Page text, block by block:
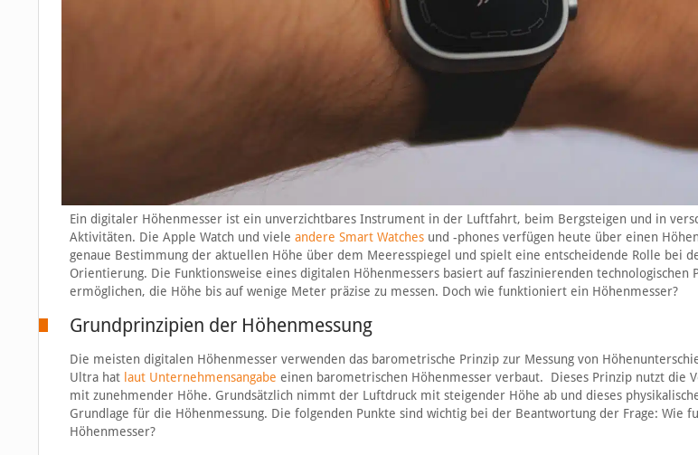
Ein digitaler Höhenmesser ist ein unverzichtbares Instrument in der Luftfahrt, beim Bergsteigen und in
Aktivitäten. Die Apple Watch und viele andere Smart Watchesund -phones verfügen heute über einen
genaue Bestimmung der aktuellen Höhe über dem Meeresspiegel und spielt eine entscheidende Rolle bei
Orientierung. Die Funktionsweise eines digitalen Höhenmessers basiert auf faszinierenden technologischen
ermöglichen, die Höhe bis auf wenige Meter präzise zu messen. Doch wie funktioniert ein Höhenmesser?
Grundprinzipien der Höhenmessung
Die meisten digitalen Höhenmesser verwenden das barometrische Prinzip zur Messung von
Ultra hat laut Unternehmensangabe einen barometrischen Höhenmesser verbaut. Dieses Prinzip nutzt die
mit zunehmender Höhe. Grundsätzlich nimmt der Luftdruck mit steigender Höhe ab und dieses
Grundlage für die Höhenmessung. Die folgenden Punkte sind wichtig bei der Beantwortung der Frage: Wie
Höhenmesser?